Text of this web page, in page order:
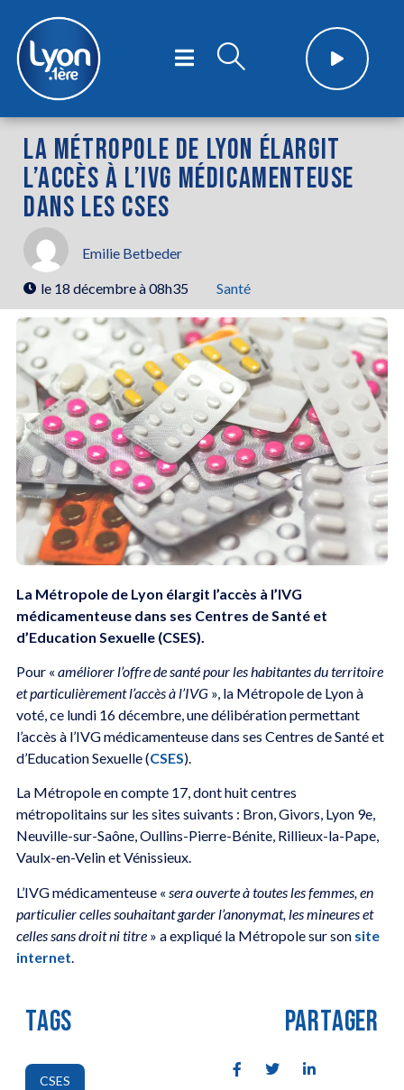
LA MÉTROPOLE DE LYON ÉLARGIT
L’ACCÈS À L’IVG MÉDICAMENTEUSE
DANS LES CSES
Emilie Betbeder
le 18 décembre à 08h35 Santé
La Métropole de Lyon élargit l’accès à l’IVG
médicamenteuse dans ses Centres de Santé et
d’Education Sexuelle (CSES).
Pour « améliorer l’offre de santé pour les habitantes du territoire
et particulièrement l’accès à l’IVG», la Métropole de Lyon à
voté, ce lundi 16 décembre, une délibération permettant
l’accès à l’IVG médicamenteuse dans ses Centres de Santé et
d’Education Sexuelle (CSES).
La Métropole en compte 17, dont huit centres
métropolitains sur les sites suivants : Bron, Givors, Lyon 9e,
Neuville-sur-Saône, Oullins-Pierre-Bénite, Rillieux-la-Pape,
Vaulx-en-Velin et Vénissieux.
L’IVG médicamenteuse « sera ouverte à toutes les femmes, en
particulier celles souhaitant garder l’anonymat, les mineures et
celles sans droit ni titre» a expliqué la Métropole sur son site
internet.
TAGS
CSES
PARTAGER